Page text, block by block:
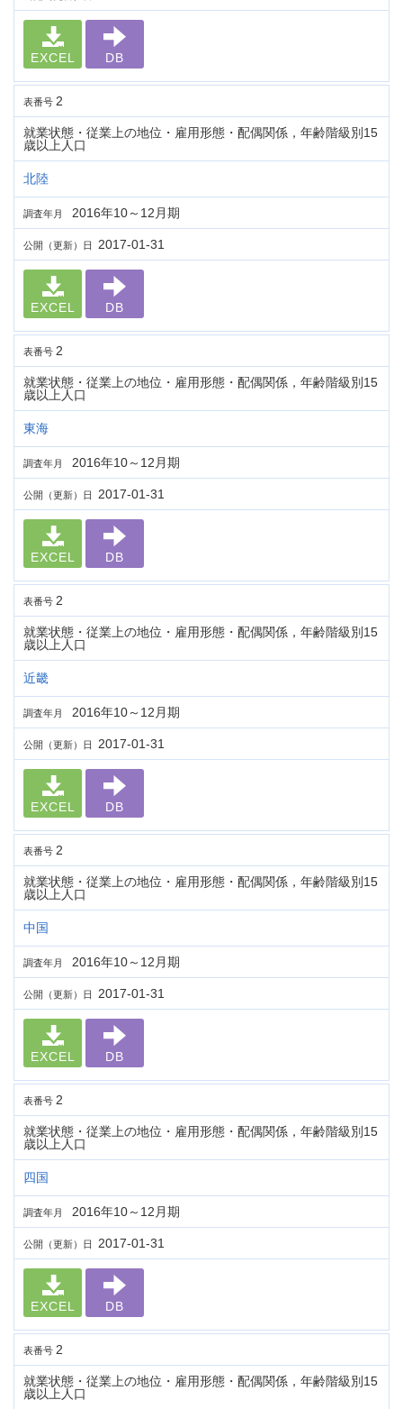
EXCEL DB
表番号 2
就業状態・従業上の地位・雇用形態・配偶関係，年齢階級別15
歳以上人口
北陸
調査年月 2016年10～12月期
公開（更新）日 2017-01-31
EXCEL DB
表番号 2
就業状態・従業上の地位・雇用形態・配偶関係，年齢階級別15
歳以上人口
東海
調査年月 2016年10～12月期
公開（更新）日 2017-01-31
EXCEL DB
表番号 2
就業状態・従業上の地位・雇用形態・配偶関係，年齢階級別15
歳以上人口
近畿
調査年月 2016年10～12月期
公開（更新）日 2017-01-31
EXCEL DB
表番号 2
就業状態・従業上の地位・雇用形態・配偶関係，年齢階級別15
歳以上人口
中国
調査年月 2016年10～12月期
公開（更新）日 2017-01-31
EXCEL DB
表番号 2
就業状態・従業上の地位・雇用形態・配偶関係，年齢階級別15
歳以上人口
四国
調査年月 2016年10～12月期
公開（更新）日 2017-01-31
EXCEL DB
表番号 2
就業状態・従業上の地位・雇用形態・配偶関係，年齢階級別15
歳以上人口